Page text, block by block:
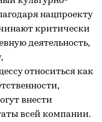
нацпроекту
критически
деятельность,
относиться как
внести
всей компании.